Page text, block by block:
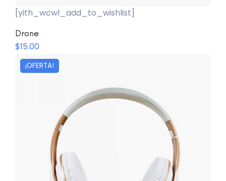
Añadir Al Carrito
[yith_wcwl_add_to_wishlist]
Drone
$15.00
¡OFERTA!